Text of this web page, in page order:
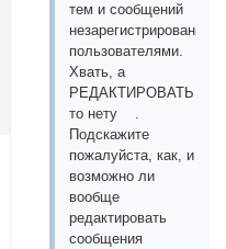
тем и сообщений
пользователями.
Хвать, а
РЕДАКТИРОВАТЬ
то нету .
Подскажите
пожалуйста, как, и
возможно ли
вообще
редактировать
сообщения